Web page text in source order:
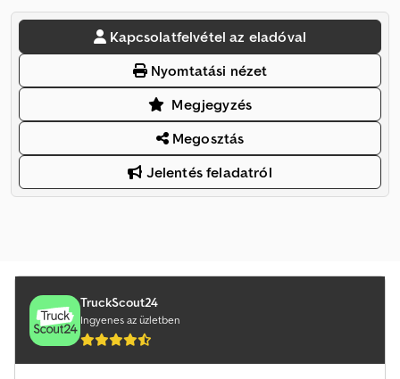
Kapcsolatfelvétel az eladóval
Nyomtatási nézet
Megjegyzés
Megosztás
Jelentés feladatról
TruckScout24
Ingyenes az üzletben